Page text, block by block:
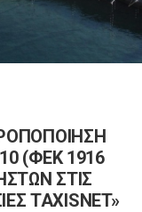
(ΦΕΚ 1916
ΣΤΙΣ
TAXISNET»